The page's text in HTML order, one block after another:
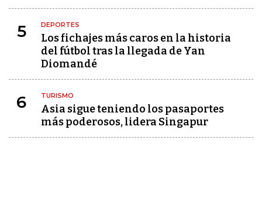
5 DEPORTES
Los fichajes más caros en la historia
del fútbol tras la llegada de Yan
Diomandé
6 TURISMO
Asia sigue teniendo los pasaportes
más poderosos, lidera Singapur